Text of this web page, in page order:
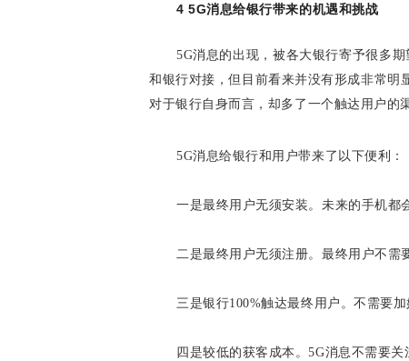
4 5G消息给银行带来的机遇和挑战
5G消息的出现，被各大银行寄予很多
和银行对接，但目前看来并没有形成非常明
对于银行自身而言，却多了一个触达用户的
5G消息给银行和用户带来了以下便利：
一是最终用户无须安装。未来的手机都
二是最终用户无须注册。最终用户不需
三是银行100%触达最终用户。不需要
四是较低的获客成本。5G消息不需要